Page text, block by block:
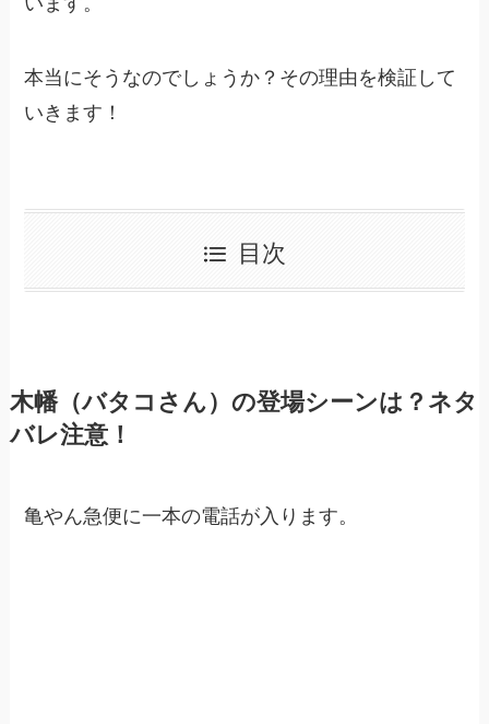
本当にそうなのでしょうか？その理由を検証して
いきます！
目次
木幡（バタコさん）の登場シーンは？ネタ
バレ注意！
亀やん急便に一本の電話が入ります。